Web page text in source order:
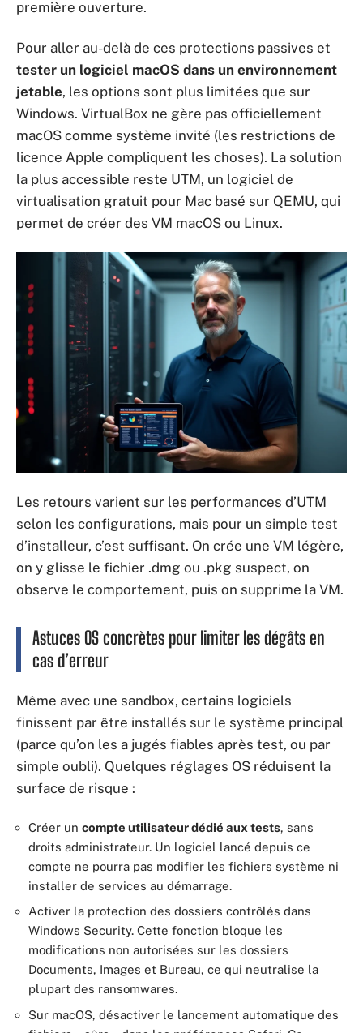
première ouverture.
Pour aller au-delà de ces protections passives et
tester un logiciel macOS dans un environnement
jetable, les options sont plus limitées que sur
Windows. VirtualBox ne gère pas officiellement
macOS comme système invité (les restrictions de
licence Apple compliquent les choses). La solution
la plus accessible reste UTM, un logiciel de
virtualisation gratuit pour Mac basé sur QEMU, qui
permet de créer des VM macOS ou Linux.
Les retours varient sur les performances d’UTM
selon les configurations, mais pour un simple test
d’installeur, c’est suffisant. On crée une VM légère,
on y glisse le fichier .dmg ou .pkg suspect, on
observe le comportement, puis on supprime la VM.
Astuces OS concrètes pour limiter les dégâts en
cas d’erreur
Même avec une sandbox, certains logiciels
finissent par être installés sur le système principal
(parce qu’on les a jugés fiables après test, ou par
simple oubli). Quelques réglages OS réduisent la
surface de risque :
Créer un compte utilisateur dédié aux tests, sans
droits administrateur. Un logiciel lancé depuis ce
compte ne pourra pas modifier les fichiers système ni
installer de services au démarrage.
Activer la protection des dossiers contrôlés dans
Windows Security. Cette fonction bloque les
modifications non autorisées sur les dossiers
Documents, Images et Bureau, ce qui neutralise la
plupart des ransomwares.
Sur macOS, désactiver le lancement automatique des